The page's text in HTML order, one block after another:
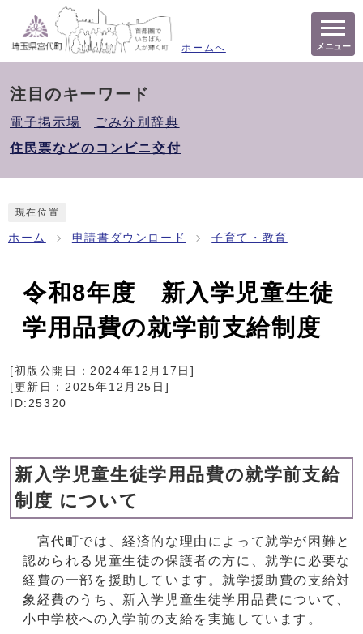
ホームへ メニュー
注目のキーワード
電子掲示場
ごみ分別辞典
住民票などのコンビニ交付
現在位置
ホーム 申請書ダウンロード 子育て・教育
令和8年度 新入学児童生徒
学用品費の就学前支給制度
[初版公開日：2024年12月17日 ]
[更新日： 2025年12月25日 ]
ID:25320
新入学児童生徒学用品費の就学前支給
制度 について
宮代町では、経済的な理由によって就学が困難と
認められる児童生徒の保護者の方に、就学に必要な
経費の一部を援助しています。就学援助費の支給対
象経費のうち、新入学児童生徒学用品費について、
小中学校への入学前の支給を実施しています。